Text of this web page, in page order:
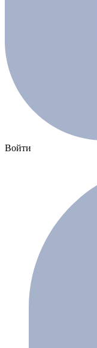
Войти